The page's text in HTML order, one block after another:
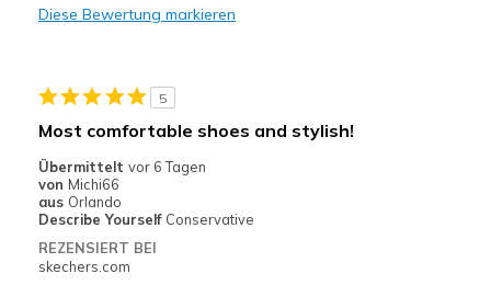
Travel
Width
Sizing
View On Shoes
Shoes are for Wearing
Diese Bewertung markieren
5
Most comfortable shoes and stylish!
Übermittelt vor 6 Tagen
von Michi66
aus Orlando
Describe Yourself Conservative
REZENSIERT BEI
skechers.com